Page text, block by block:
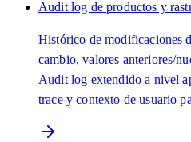
Audit log de productos y
Histórico de modificaciones
cambio, valores anteriores/
Audit log extendido a nivel
trace y contexto de usuario